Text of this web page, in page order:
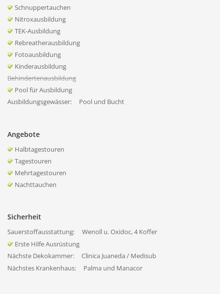
Schnuppertauchen
Nitroxausbildung
TEK-Ausbildung
Rebreatherausbildung
Fotoausbildung
Kinderausbildung
Behindertenausbildung
Pool für Ausbildung
Ausbildungsgewässer:
Pool und Bucht
Angebote
Halbtagestouren
Tagestouren
Mehrtagestouren
Nachttauchen
Sicherheit
Sauerstoffausstattung:
Wenoll u. Oxidoc, 4 Koffer
Erste Hilfe Ausrüstung
Nächste Dekokammer:
Clinica Juaneda / Medisub
Nächstes Krankenhaus:
Palma und Manacor